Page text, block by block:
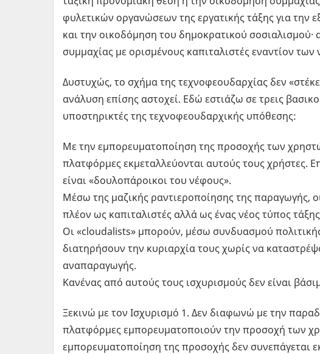
φυλετικών οργανώσεων της εργατικής τάξης για την
και την οικοδόμηση του δημοκρατικού
συμμαχίας με ορισμένους καπιταλιστές εναντίον
Δυστυχώς, το σχήμα της τεχνοφεουδαρχίας δεν
ανάλυση επίσης αστοχεί. Εδώ εστιάζω σε τρεις
υποστηρικτές της τεχνοφεουδαρχικής υπόθεσης:
Με την εμπορευματοποίηση της προσοχής των
πλατφόρμες εκμεταλλεύονται αυτούς τους χρήστες.
είναι «δουλοπάροικοι του νέφους».
Μέσω της μαζικής ραντιεροποίησης της παραγωγής,
πλέον ως καπιταλιστές αλλά ως ένας νέος τύπος
Οι «cloudalists» μπορούν, μέσω συνδυασμού
διατηρήσουν την κυριαρχία τους χωρίς να
αναπαραγωγής.
Κανένας από αυτούς τους ισχυρισμούς δεν είναι
Ξεκινώ με τον Ισχυρισμό 1. Δεν διαφωνώ με την
πλατφόρμες εμπορευματοποιούν την προσοχή των
εμπορευματοποίηση της προσοχής δεν συνεπάγεται